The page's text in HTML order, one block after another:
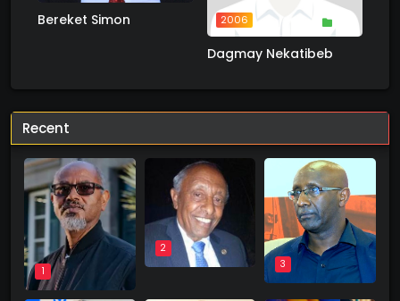
Bereket Simon 2006
Dagmay Nekatibeb
Recent
1
2
3